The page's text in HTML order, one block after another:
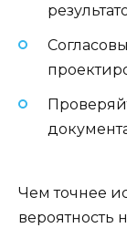
Чем точнее
вероятность